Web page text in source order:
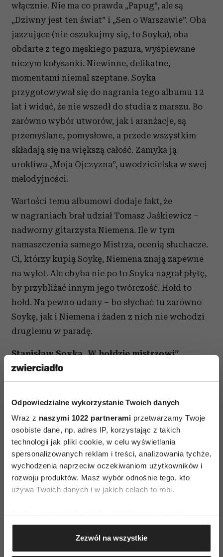
Odpowiedzialne wykorzystanie Twoich danych
Wraz z naszymi 1022 partnerami przetwarzamy Twoje
osobiste dane, np. adres IP, korzystając z takich
technologii jak pliki cookie, w celu wyświetlania
spersonalizowanych reklam i treści, analizowania tychże,
wychodzenia naprzeciw oczekiwaniom użytkowników i
rozwoju produktów. Masz wybór odnośnie tego, kto
używa Twoich danych i w jakich celach to robi.
Gromadzić dane dotyczące Twojej lokalizacji
geograficznej z dokładnością nawet do kilku metrów
Identyfikować Twoje urządzenie, aktywnie
Zezwól na wszystkie
włącznie. Nie ma co prawda „Papug”, ale są
„Dziwny jest ten świat” i „Sen o Warszawie”. Oba
jazzujące (nie oszukujmy się, to Soyka), oba
obdarte z tego męskiego pazura, wyśpiewane
niczym kołysanki. Niewinne, delikatne,
momentami niemal szeptane. Soyka
przygotowywał się do nagrania tego albumu 12
lat i widać, że nie wszedł do studia z marszu. Bo
zarówno wybór utworów, jak i aranżacje, są
przemyślane, pomysłowe, a przede wszystkim
składają się na większą całość. Zamyka ją
urokliwa „Moja Ojczyzna”, uwodzicielska w swej
melodyjności.
Wartości temu albumowi dodaje fakt, że
w nagraniach brał udział Tomasz Jaśkiewicz –
nadworny gitarzysta Niemena. Ile w tym
namaszczenia samego Mistrza, ocenią słuchacze.
Ci, którzy kupią Soykę, Niemena znają zapewne
na wylot. Ale chyba nie po to Soyka nagrał płytę,
by przybliżać innym jego twórczość. Hołd to
hołd. Na pewno udany – bo słychać tu zarówno
Soykę, jak i Niemena i żaden z nich nie wchodzi
drugiemu w paradę.
Stanisław Soyka „W hołdzie mistrzowi”,
Universal Music Polska
AUTOPROMOCJA